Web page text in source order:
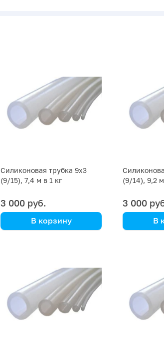
Силиконовая трубка 9х3
(9/15), 7,4 м в 1 кг
3 000 руб.
В корзину
(9/14), 9,2 м
3 000
В